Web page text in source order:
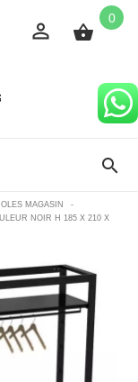
0
MAGASIN
-
NOIR H 185 X 210 X